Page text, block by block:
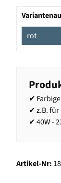
rot
✔
✔ z.B.
✔ 40W -
Artikel-Nr: